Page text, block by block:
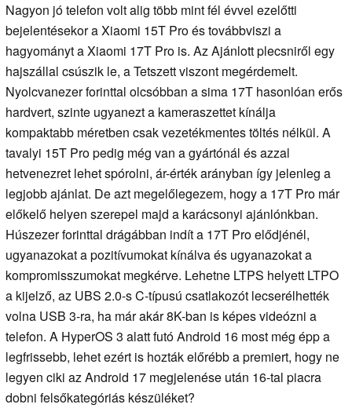
Nagyon jó telefon volt alig több mint fél évvel ezelőtti
bejelentésekor a Xiaomi 15T Pro és továbbviszi a
hagyományt a Xiaomi 17T Pro is. Az Ajánlott plecsniről egy
hajszállal csúszik le, a Tetszett viszont megérdemelt.
Nyolcvanezer forinttal olcsóbban a sima 17T hasonlóan erős
hardvert, szinte ugyanezt a kameraszettet kínálja
kompaktabb méretben csak vezetékmentes töltés nélkül. A
tavalyi 15T Pro pedig még van a gyártónál és azzal
hetvenezret lehet spórolni, ár-érték arányban így jelenleg a
legjobb ajánlat. De azt megelőlegezem, hogy a 17T Pro már
előkelő helyen szerepel majd a karácsonyi ajánlónkban.
Húszezer forinttal drágábban indít a 17T Pro elődjénél,
ugyanazokat a pozitívumokat kínálva és ugyanazokat a
kompromisszumokat megkérve. Lehetne LTPS helyett LTPO
a kijelző, az UBS 2.0-s C-típusú csatlakozót lecserélhették
volna USB 3-ra, ha már akár 8K-ban is képes videózni a
telefon. A HyperOS 3 alatt futó Android 16 most még épp a
legfrissebb, lehet ezért is hozták előrébb a premiert, hogy ne
legyen ciki az Android 17 megjelenése után 16-tal piacra
dobni felsőkategóriás készüléket?